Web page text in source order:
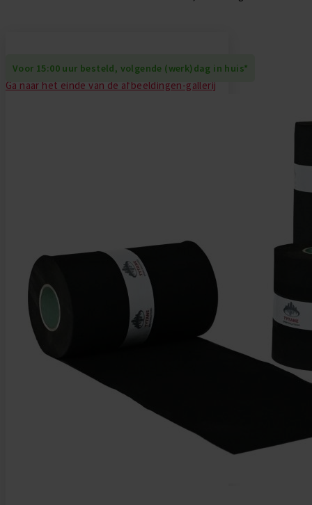
EPDM stroken
Kabeldoorvoeren
Ga naar het einde van de afbeeldingen-gallerij
Voor 15:00 uur besteld, volgende (werk)dag in huis*